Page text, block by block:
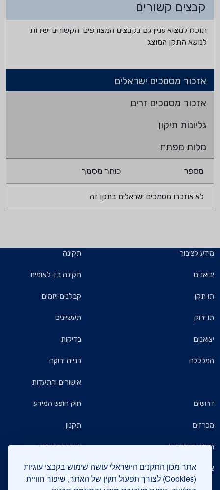
אתר מכון התקנים הישראלי עושה שימוש בקבצי עוגיות
(Cookies) לצורך תפעול תקין של האתר, שיפור חוויית
קבצים קשורים
תוכלו למצוא עניין גם בקבצים המצורפים, הקשורים ישירות
לנושא התקן המוצג
אזכור מסמכים ישראלים
אזכור מסמכים זרים
גליונות תיקון
מלות מפתח
מספר כותר מסמך
לא אוזכרו מסמכים ישראלים בתקן זה
מידע לציבור
יבואנים
תו תקן
תו ירוק
יצואנים
המכללה
תקינה
תקינה בין-לאומית
קבלנים ויזמים
תעשיינים
בדיקות
בנייה ירוקה
אישורים והתעדות
דרושים
מכרזים
חברי דירקטוריון
צרו קשר
חוק חופש המידע
תקנון
הצהרת נגישות
מדיניות הגנת הפרטיות